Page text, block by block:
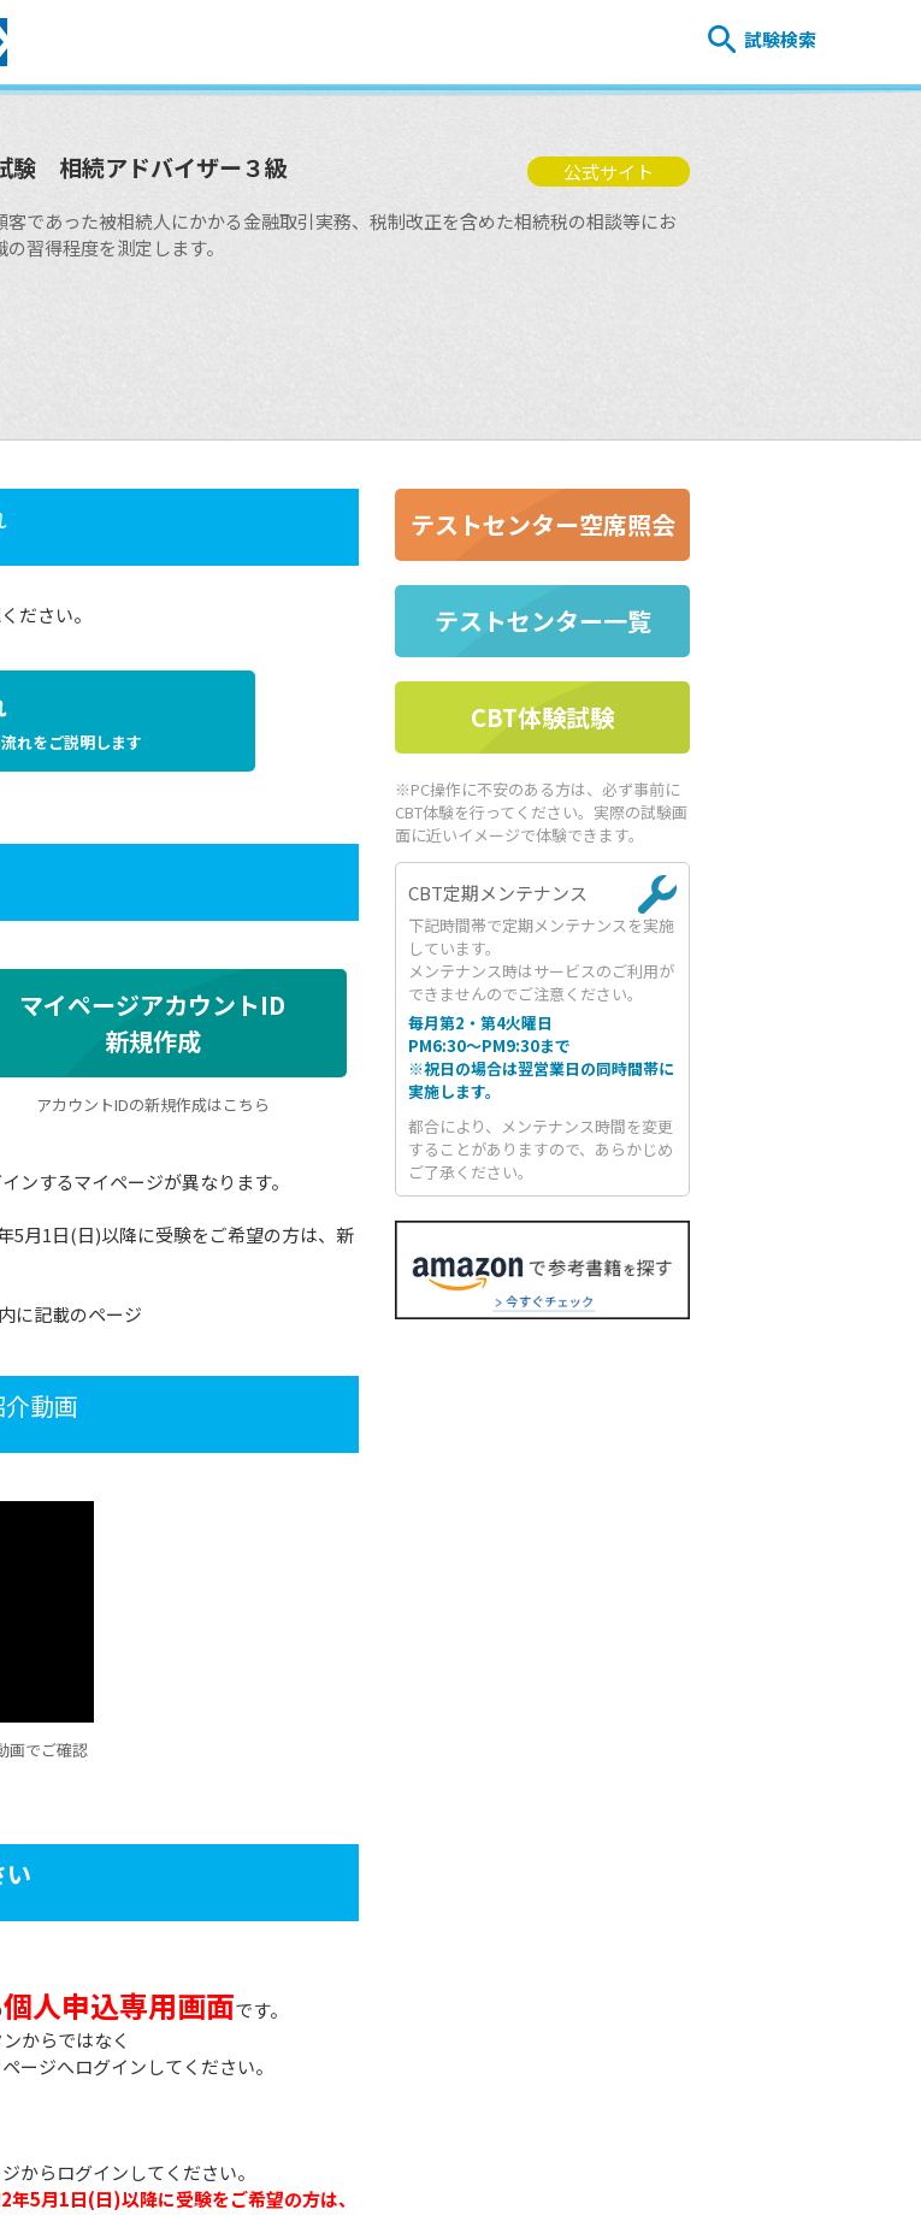
試験検索
公式サイト
験 相続アドバイザー３級
客であった被相続人にかかる金融取引実務、税制改正を含めた相続税の相談等にお
習得程度を測定します。
ださい。
れをご説明します
マイページアカウントID
新規作成
アカウントIDの新規作成はこちら
ンするマイページが異なります。
5月1日(日)以降に受験をご希望の方は、新
に記載のページ
動画
画でご確認
い
個人申込専用画面です。
からではなく
ージへログインしてください。
からログインしてください。
5月1日(日)以降に受験をご希望の方は、
テストセンター空席照会
テストセンター一覧
CBT体験試験
※PC操作に不安のある方は、必ず事前に
CBT体験を行ってください。実際の試験画
面に近いイメージで体験できます。
CBT定期メンテナンス
下記時間帯で定期メンテナンスを実施
しています。
メンテナンス時はサービスのご利用が
できませんのでご注意ください。
毎月第2・第4火曜日
PM6:30～PM9:30まで
※祝日の場合は翌営業日の同時間帯に
実施します。
都合により、メンテナンス時間を変更
することがありますので、あらかじめ
ご了承ください。